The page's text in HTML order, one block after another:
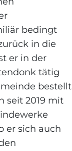
bedingt
in die
er in der
tätig
bestellt
seit 2019 mit
er sich auch